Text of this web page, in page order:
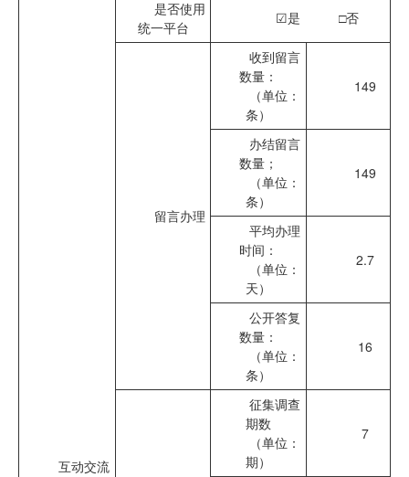
互动交流
是否使用
统一平台
☑是 □否
留言办理
收到留言
数量：
（单位：
条）
149
办结留言
数量；
（单位：
条）
149
平均办理
时间：
（单位：
天）
2.7
公开答复
数量：
（单位：
条）
16
征集调查
期数
（单位：
期）
7